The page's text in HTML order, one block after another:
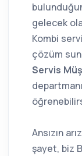
gelecek
Kombi
çözüm
Servis
Ansızın
şayet, biz